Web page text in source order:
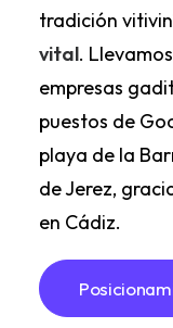
tradición
vital.
empresas
puestos de
playa de la
de Jerez,
en Cádiz.